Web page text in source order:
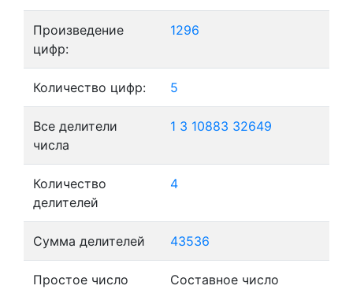
Произведение
цифр:
1296
Количество цифр: 5
Все делители
числа
1 3 10883 32649
Количество
делителей
4
Сумма делителей 43536
Простое число Составное число